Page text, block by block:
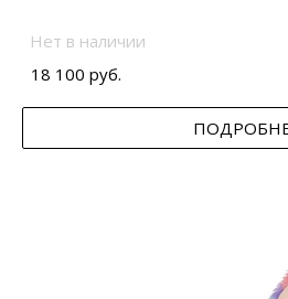
Нет в наличии
18 100 руб.